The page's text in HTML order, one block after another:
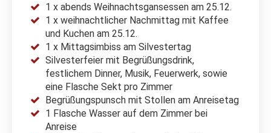
1 x abends Weihnachtsgansessen am 25.12.
1 x weihnachtlicher Nachmittag mit Kaffee
und Kuchen am 25.12.
1 x Mittagsimbiss am Silvestertag
Silvesterfeier mit Begrüßungsdrink,
festlichem Dinner, Musik, Feuerwerk, sowie
eine Flasche Sekt pro Zimmer
Begrüßungspunsch mit Stollen am Anreisetag
1 Flasche Wasser auf dem Zimmer bei
Anreise